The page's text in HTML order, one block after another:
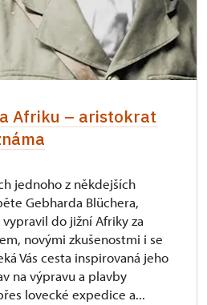
Afriku – aristokrat
jednoho z někdejších
Gebharda Blüchera,
do jižní Afriky za
novými zkušenostmi i se
Vás cesta inspirovaná jeho
na výpravu a plavby
lovecké expedice a...